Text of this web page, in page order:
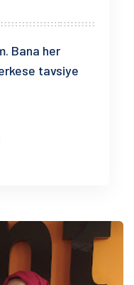
Bana her
tavsiye